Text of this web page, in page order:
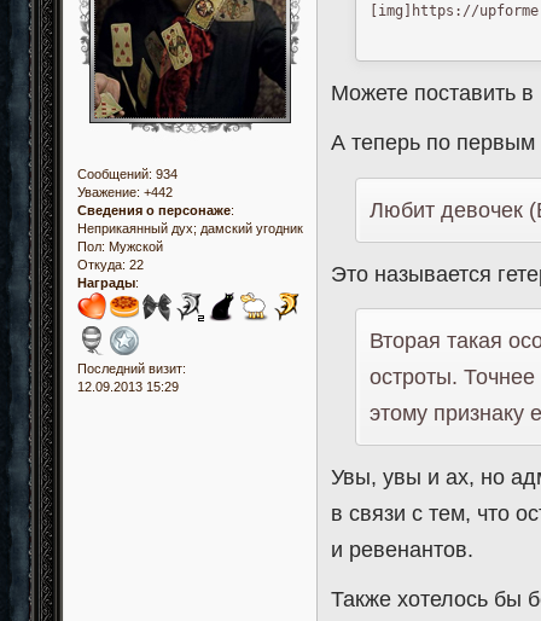
Сообщений: 934
Уважение: +442
Сведения о персонаже:
Неприкаянный дух; дамский угодник
Пол: Мужской
Откуда: 22
Награды:
Последний визит:
12.09.2013 15:29
[img]https://
Можете поставить
А теперь по
Любит девочек
Это называется
Вторая такая
остроты.
этому признаку
Увы, увы и ах, но
в связи с тем, что
и ревенантов.
Также хотелось бы